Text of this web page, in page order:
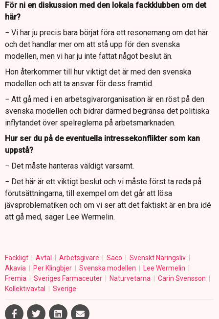
För ni en diskussion med den lokala fackklubben om det
här?
− Vi har ju precis bara börjat föra ett resonemang om det här
och det handlar mer om att stå upp för den svenska
modellen, men vi har ju inte fattat något beslut än.
Hon återkommer till hur viktigt det är med den svenska
modellen och att ta ansvar för dess framtid.
− Att gå med i en arbetsgivarorganisation är en röst på den
svenska modellen och bidrar därmed begränsa det politiska
inflytandet över spelreglerna på arbetsmarknaden.
Hur ser du på de eventuella intressekonflikter som kan
uppstå?
− Det måste hanteras väldigt varsamt.
− Det här är ett viktigt beslut och vi måste först ta reda på
förutsättningarna, till exempel om det går att lösa
jävsproblematiken och om vi ser att det faktiskt är en bra idé
att gå med, säger Lee Wermelin.
Fackligt Avtal Arbetsgivare Saco
Svenskt Näringsliv
Akavia
Per Klingbjer Svenska modellen
Lee Wermelin
Fremia
Sveriges Farmaceuter Naturvetarna
Carin Svensson
Kollektivavtal
Sverige